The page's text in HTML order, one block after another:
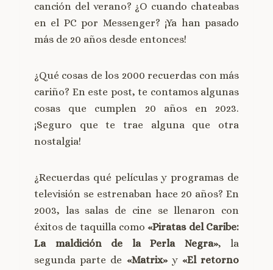
canción del verano? ¿O cuando chateabas
en el PC por Messenger? ¡Ya han pasado
más de 20 años desde entonces!
¿Qué cosas de los 2000 recuerdas con más
cariño? En este post, te contamos algunas
cosas que cumplen 20 años en 2023.
¡Seguro que te trae alguna que otra
nostalgia!
¿Recuerdas qué películas y programas de
televisión se estrenaban hace 20 años? En
2003, las salas de cine se llenaron con
éxitos de taquilla como«Piratas del Caribe:
La maldición de la Perla Negra», la
segunda parte de «Matrix»y «El retorno